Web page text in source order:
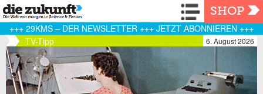
Navigation
SHOP
+++ 29KMS – DER NEWSLETTER +++ JETZT ABONNIEREN +++
TV-Tipp
6. August 2026